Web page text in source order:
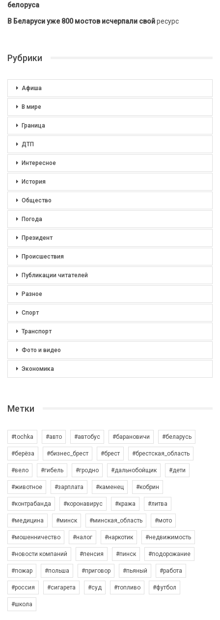
белоруса
В Беларуси уже 800 мостов исчерпали свойресурс
Рубрики
Афиша
В мире
Граница
ДТП
Интересное
История
Общество
Погода
Президент
Происшествия
Публикации читателей
Разное
Спорт
Транспорт
Фото и видео
Экономика
Метки
#tochka #авто #автобус #барановичи #беларусь
#берёза #бизнес_брест #брест #брестская_область
#вело #гибель #гродно #дальнобойщик #дети
#животное #зарплата #каменец #кобрин
#контрабанда #коронавирус #кража #литва
#медицина #минск #минская_область #мото
#мошенничество #налог #наркотик #недвижимость
#новости компаний #пенсия #пинск #подорожание
#пожар #польша #приговор #пьяный #работа
#россия #сигарета #суд #топливо #футбол
#школа